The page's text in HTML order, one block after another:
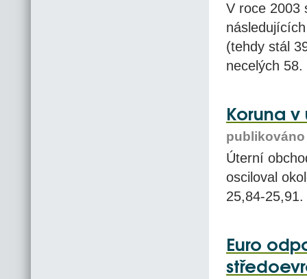
V roce 2003
(tehdy stál
necelých 58.
Koruna
publikováno
Úterní
osciloval
25,84-25,91.
Euro